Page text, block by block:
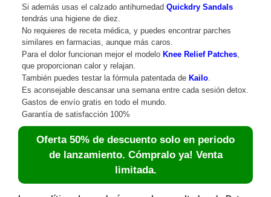
Si además usas el calzado antihumedad Quickdry Sandals
tendrás una higiene de diez.
No requieres de receta médica, y puedes encontrar parches
similares en farmacias, aunque más caros.
Para el dolor funcionan mejor el modelo Knee Relief Patches
que proporcionan calor y relajan.
También puedes testar la fórmula patentada de Kailo
Es aconsejable descansar una semana entre cada sesión detox.
Gastos de envío gratis en todo el mundo.
Garantía de satisfacción 100%
Oferta 50% de descuento solo en periodo
de lanzamiento. Cómpralo ya! Venta
limitada.